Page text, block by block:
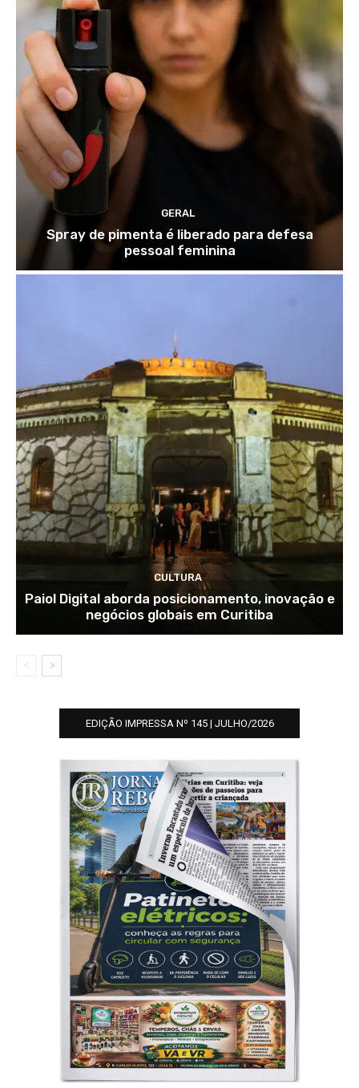
GERAL
Spray de pimenta é liberado para defesa
pessoal feminina
CULTURA
Paiol Digital aborda posicionamento, inovação e
negócios globais em Curitiba
EDIÇÃO IMPRESSA Nº 145 | JULHO/2026